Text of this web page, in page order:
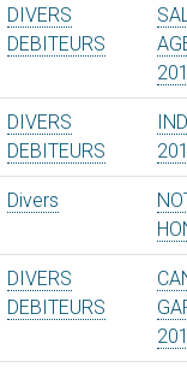
DIVERS
DEBITEURS
DIVERS
DEBITEURS
Divers
DIVERS
DEBITEURS